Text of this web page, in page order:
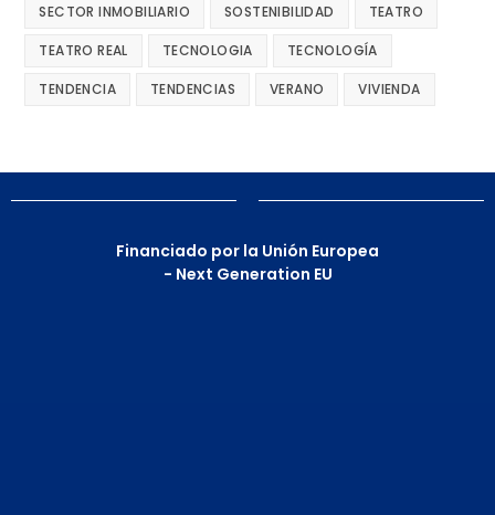
SECTOR INMOBILIARIO SOSTENIBILIDAD TEATRO
TEATRO REAL TECNOLOGIA TECNOLOGÍA
TENDENCIA TENDENCIAS VERANO VIVIENDA
Financiado por la Unión Europea
- Next Generation EU